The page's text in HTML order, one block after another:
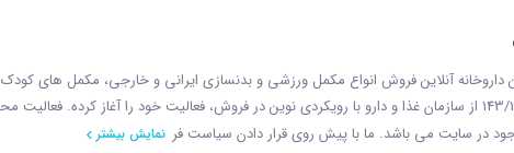
داروخانه آنلاین فروش انواع مکمل ورزشی و بدنسازی ایرانی و خارجی، مکمل های
اقلام غیر دارویی به شماره 143/1400/14113 از سازمان غذا و دارو با رويکردی نوين در فروش، فعاليت خود را
در سایت می باشد. ما با پيش روی قرار دادن سياست فر نمایش بیشتر